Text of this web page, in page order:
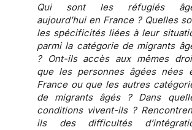
Qui sont les réfugiés
aujourd’hui en France ? Quelles
les spécificités liées à leur
parmi la catégorie de migrants
? Ont-ils accès aux mêmes
que les personnes âgées nées
France ou que les autres
de migrants âgés ? Dans
conditions vivent-ils ?
ils des difficultés